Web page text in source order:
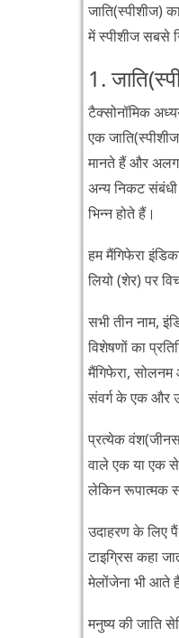
जाति(स्पीशीज)
में स्पीशीज सबसे
1.
टैक्सोनॉमिक
एक
मानते हैं और
अन्य निकट
भिन्न होते हैं।
हम मैंगिफेरा
लियो (शेर) पर
सभी तीन नाम,
विशेषणों का
मैंगिफेरा,
संवर्ग के एक और
प्रत्येक
वाले एक या एक
लेकिन रूपात्मक
उदाहरण के लिए
टाइग्रिस कहा
मेलोंजेना भी आते
मनुष्य की जाति